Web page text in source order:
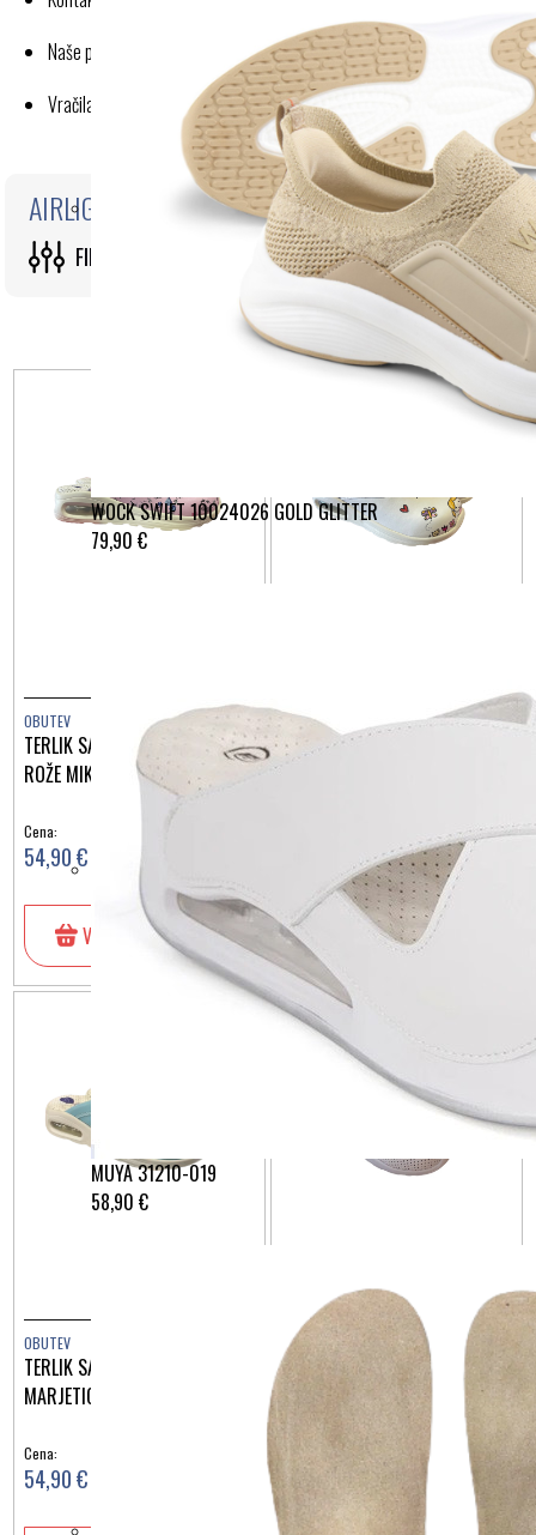
WOCK SWIFT 10024026 GOLD GLITTER
79,90 €
MUYA 31210-019
58,90 €
Naše poslovanje
Vračila in reklamacije
AIRLIGHT PODPLAT I. PRODUKT LETA 2022
FILTRI
OBUTEV
TERLIK SABO AIRLIGHT ROZA
ROŽE MIKROFIBRA ST1316
Cena:
54,90 €
V košarico
OBUTEV
TERLIK SABO AIRLIGHT KINDER
V košarico
OBUTEV
TERLIK SABO AIRLIGHT MODRI
MARJETICE MIKROFIBRA ST1311
Cena:
54,90 €
OBUTEV
TERLIK SABO MASSAGE BELI Z
LUKNJICAMI ST515
54,90 €